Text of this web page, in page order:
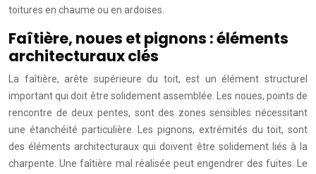
toitures en chaume ou en ardoises.
Faîtière, noues et pignons : éléments
architecturaux clés
La faîtière, arête supérieure du toit, est un élément structurel
important qui doit être solidement assemblée. Les noues, points de
rencontre de deux pentes, sont des zones sensibles nécessitant
une étanchéité particulière. Les pignons, extrémités du toit, sont
des éléments architecturaux qui doivent être solidement liés à la
charpente. Une faîtière mal réalisée peut engendrer des fuites. Le